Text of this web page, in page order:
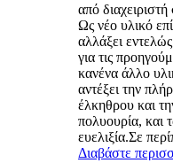
από
Ως νέο υλικό
αλλάξει
για τις
κανένα άλλο
αντέξει την
έλκηθρου και
πολυουρία, και
ευελιξία.Σε
Διαβάστε